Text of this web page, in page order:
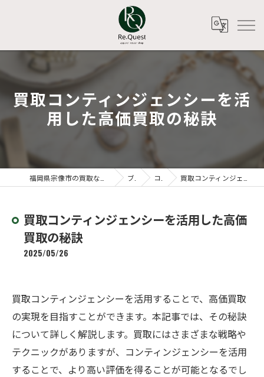
買取コンティンジェンシーを活
用した高価買取の秘訣
ブログ コラム 買取コンティンジェンシーを活用した高価買取の秘訣
買取コンティンジェンシーを活用した高価
買取の秘訣
2025/05/26
買取コンティンジェンシーを活用することで、高価買取
の実現を目指すことができます。本記事では、その秘訣
について詳しく解説します。買取にはさまざまな戦略や
テクニックがありますが、コンティンジェンシーを活用
することで、より高い評価を得ることが可能となるでし